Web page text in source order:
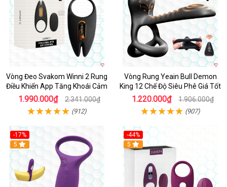
Vòng Đeo Svakom Winni 2 Rung
Điều Khiển App Tăng Khoái Cảm
1.990.000₫ 2.341.000₫
(912)
Vòng Rung Yeain Bull Demon
King 12 Chế Độ Siêu Phê Giá Tốt
1.220.000₫ 1.906.000₫
(907)
-17%
Hot
5
-44%
5